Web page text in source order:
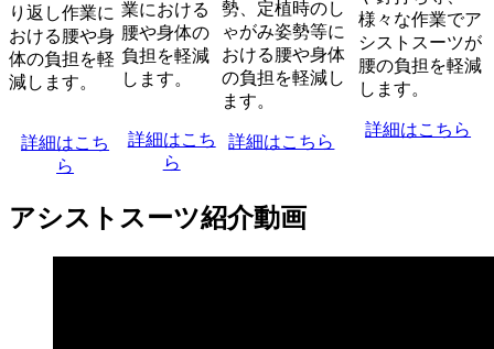
り返し作業に
おける腰や身
体の負担を軽
減します。
詳細はこち
ら
業における
腰や身体の
負担を軽減
します。
詳細はこち
ら
勢、定植時のし
ゃがみ姿勢等に
おける腰や身体
の負担を軽減し
ます。
詳細はこちら
様々な作業でア
シストスーツが
腰の負担を軽減
します。
詳細はこちら
アシストスーツ紹介動画